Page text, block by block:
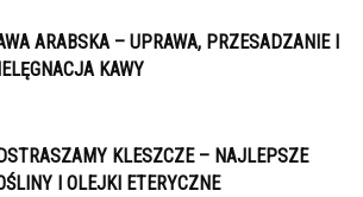
ARABSKA – UPRAWA, PRZESADZANIE I
KAWY
KLESZCZE – NAJLEPSZE
I OLEJKI ETERYCZNE